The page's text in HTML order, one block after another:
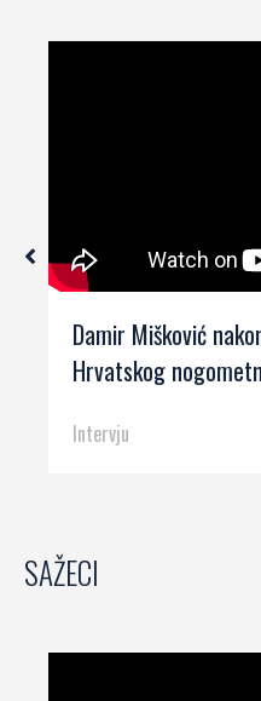
Damir Mišković
Hrvatskog
Intervju
SAŽECI